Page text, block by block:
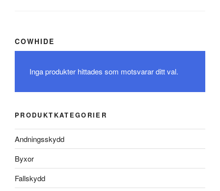
COWHIDE
Inga produkter hittades som motsvarar ditt val.
PRODUKTKATEGORIER
Andningsskydd
Byxor
Fallskydd